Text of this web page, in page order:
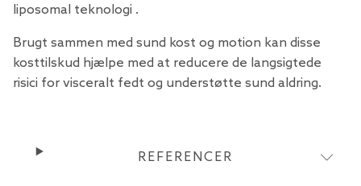
liposomal teknologi .
Brugt sammen med sund kost og motion kan disse
kosttilskud hjælpe med at reducere de langsigtede
risici for visceralt fedt og understøtte sund aldring.
REFERENCER